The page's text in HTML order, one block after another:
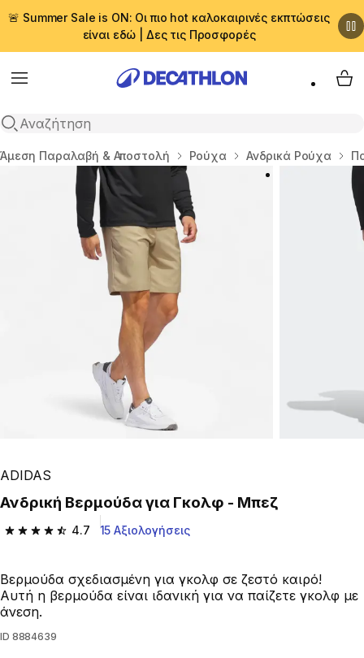
🚨 Summer Sale is ON: Οι πιο hot καλοκαιρινές εκπτώσεις
είναι εδώ | Δες τις Προσφορές
Menu
Αναζήτηση
My
Αρχική σελίδα
Άμεση Παραλαβή & Αποστολή Ρούχα Ανδρικά Ρούχα
ADIDAS
Ανδρική Βερμούδα για Γκολφ - Μπεζ
4.7
4.7 out of 5 stars from 15 reviews
15 Αξιολογήσεις
Βερμούδα σχεδιασμένη για γκολφ σε ζεστό καιρό!
Αυτή η βερμούδα είναι ιδανική για να παίζετε γκολφ με
άνεση.
ID 8884639